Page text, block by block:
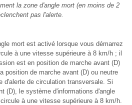
la zone d'angle mort (en moins de 2
pas l'alerte.
mort est activé lorsque vous démarrez
à une vitesse supérieure à 8 km/h ; il
est en position de marche avant (D)
position de marche avant (D) ou neutre
d'alerte de circulation transversale. Si
(D), le système d'informations d'angle
à une vitesse supérieure à 8 km/h.